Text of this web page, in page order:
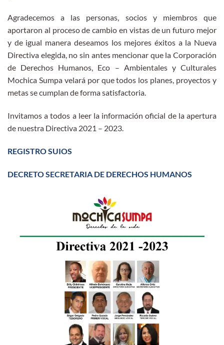
Agradecemos a las personas, socios y miembros que
aportaron al proceso de cambio en vistas de un futuro mejor
y de igual manera deseamos los mejores éxitos a la Nueva
Directiva elegida, no sin antes mencionar que la Corporación
de Derechos Humanos, Eco – Ambientales y Culturales
Mochica Sumpa velará por que todos los planes, proyectos y
metas se cumplan de forma satisfactoria.
Invitamos a todos a leer la información oficial de la apertura
de nuestra Directiva 2021 – 2023.
REGISTRO SUIOS
DECRETO SECRETARIA DE DERECHOS HUMANOS